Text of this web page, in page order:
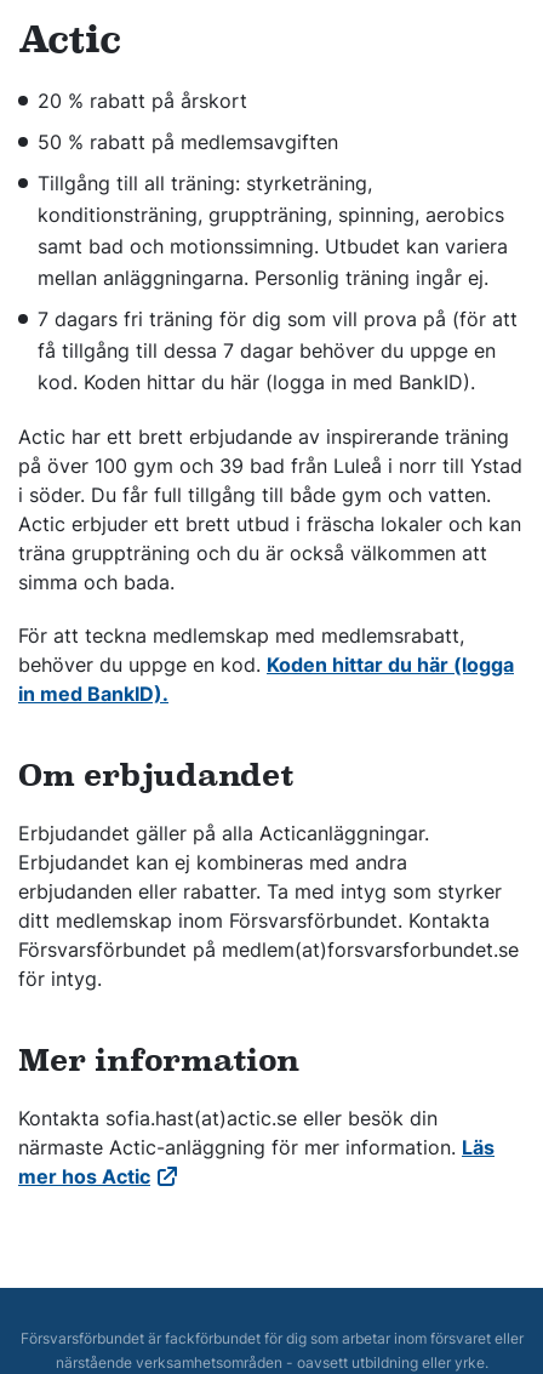
Actic
20 % rabatt på årskort
50 % rabatt på medlemsavgiften
Tillgång till all träning: styrketräning,
konditionsträning, gruppträning, spinning, aerobics
samt bad och motionssimning. Utbudet kan variera
mellan anläggningarna. Personlig träning ingår ej.
7 dagars fri träning för dig som vill prova på (för att
få tillgång till dessa 7 dagar behöver du uppge en
kod. Koden hittar du här (logga in med BankID).
Actic har ett brett erbjudande av inspirerande träning
på över 100 gym och 39 bad från Luleå i norr till Ystad
i söder. Du får full tillgång till både gym och vatten.
Actic erbjuder ett brett utbud i fräscha lokaler och kan
träna gruppträning och du är också välkommen att
simma och bada.
För att teckna medlemskap med medlemsrabatt,
behöver du uppge en kod. Koden hittar du här (logga
in med BankID).
Om erbjudandet
Erbjudandet gäller på alla Acticanläggningar.
Erbjudandet kan ej kombineras med andra
erbjudanden eller rabatter. Ta med intyg som styrker
ditt medlemskap inom Försvarsförbundet. Kontakta
Försvarsförbundet på medlem(at)forsvarsforbundet.se
för intyg.
Mer information
Kontakta sofia.hast(at)actic.se eller besök din
närmaste Actic-anläggning för mer information. Läs
mer hos Actic
Försvarsförbundet är fackförbundet för dig som arbetar inom försvaret eller
närstående verksamhetsområden - oavsett utbildning eller yrke.